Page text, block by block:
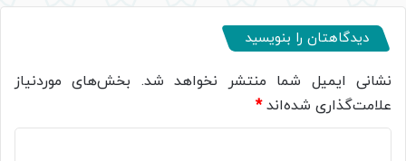
دیدگاهتان را بنویسید
نشانی ایمیل شما منتشر نخواهد شد. بخش‌های موردنیاز
علامت‌گذاری شده‌اند*